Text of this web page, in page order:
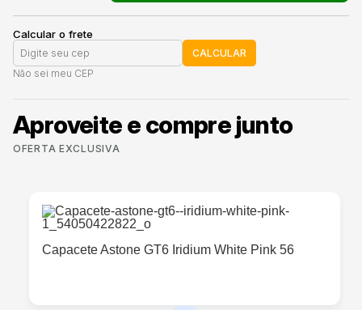
Calcular o frete
CALCULAR
Não sei meu CEP
Aproveite e compre junto
OFERTA EXCLUSIVA
Capacete Astone GT6 Iridium White Pink 56